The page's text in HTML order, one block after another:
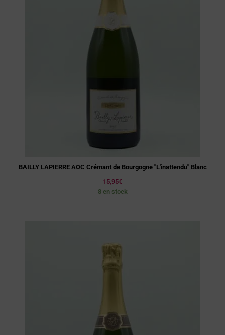
BAILLY LAPIERRE AOC Crémant de Bourgogne "L'inattendu" Blanc
15,95€
8 en stock